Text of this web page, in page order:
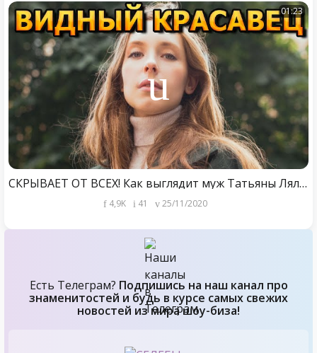
01:23
СКРЫВАЕТ ОТ ВСЕХ! Как выглядит муж Татьяны Лялиной?
4,9K 41 25/11/2020
Есть Телеграм? Подпишись на наш канал про
знаменитостей и будь в курсе самых свежих
новостей из мира шоу-биза!